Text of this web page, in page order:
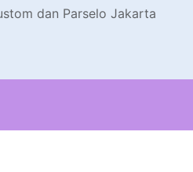
dan Parselo Jakarta